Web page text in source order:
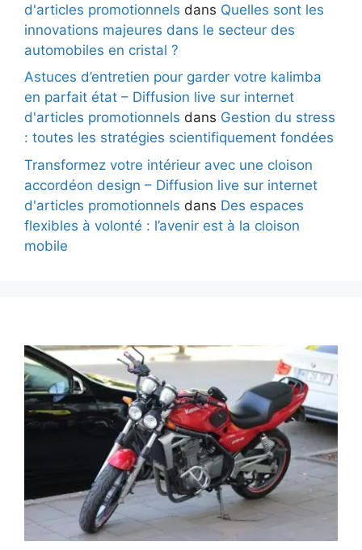
d'articles promotionnels dans Quelles sont les
innovations majeures dans le secteur des
automobiles en cristal ?
Astuces d’entretien pour garder votre kalimba
en parfait état – Diffusion live sur internet
d'articles promotionnels dans Gestion du stress
: toutes les stratégies scientifiquement fondées
Transformez votre intérieur avec une cloison
accordéon design – Diffusion live sur internet
d'articles promotionnels dans Des espaces
flexibles à volonté : l’avenir est à la cloison
mobile